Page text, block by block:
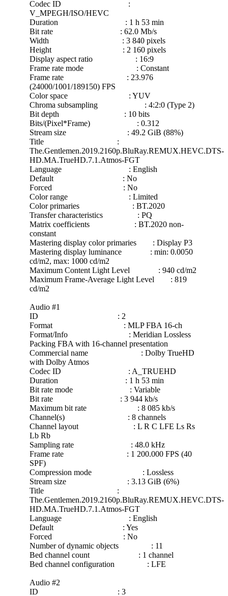
Codec ID :
V_MPEGH/ISO/HEVC
Duration : 1 h 53 min
Bit rate : 62.0 Mb/s
Width : 3 840 pixels
Height : 2 160 pixels
Display aspect ratio : 16:9
Frame rate mode : Constant
Frame rate : 23.976
(24000/1001/189150) FPS
Color space : YUV
Chroma subsampling : 4:2:0 (Type 2)
Bit depth : 10 bits
Bits/(Pixel*Frame) : 0.312
Stream size : 49.2 GiB (88%)
Title :
The.Gentlemen.2019.2160p.BluRay.REMUX.HEVC.DTS-
HD.MA.TrueHD.7.1.Atmos-FGT
Language : English
Default : No
Forced : No
Color range : Limited
Color primaries : BT.2020
Transfer characteristics : PQ
Matrix coefficients : BT.2020 non-
constant
Mastering display color primaries : Display P3
Mastering display luminance : min: 0.0050
cd/m2, max: 1000 cd/m2
Maximum Content Light Level : 940 cd/m2
Maximum Frame-Average Light Level : 819
cd/m2
Audio #1
ID : 2
Format : MLP FBA 16-ch
Format/Info : Meridian Lossless
Packing FBA with 16-channel presentation
Commercial name : Dolby TrueHD
with Dolby Atmos
Codec ID : A_TRUEHD
Duration : 1 h 53 min
Bit rate mode : Variable
Bit rate : 3 944 kb/s
Maximum bit rate : 8 085 kb/s
Channel(s) : 8 channels
Channel layout : L R C LFE Ls Rs
Lb Rb
Sampling rate : 48.0 kHz
Frame rate : 1 200.000 FPS (40
SPF)
Compression mode : Lossless
Stream size : 3.13 GiB (6%)
Title :
The.Gentlemen.2019.2160p.BluRay.REMUX.HEVC.DTS-
HD.MA.TrueHD.7.1.Atmos-FGT
Language : English
Default : Yes
Forced : No
Number of dynamic objects : 11
Bed channel count : 1 channel
Bed channel configuration : LFE
Audio #2
ID : 3